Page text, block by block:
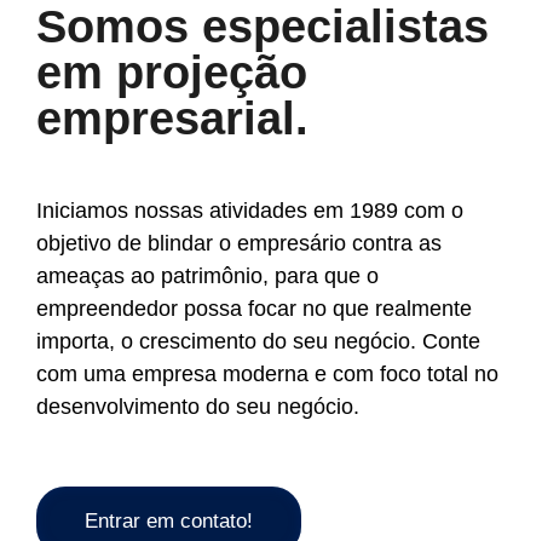
Somos especialistas
em projeção
empresarial.
Iniciamos nossas atividades em 1989 com o
objetivo de blindar o empresário contra as
ameaças ao patrimônio, para que o
empreendedor possa focar no que realmente
importa, o crescimento do seu negócio. Conte
com uma empresa moderna e com foco total no
desenvolvimento do seu negócio.
Entrar em contato!